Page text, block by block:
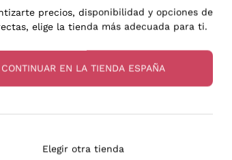
Zenato
Ca' dei Frati
Pinot Gris
Sauvignon
precios, disponibilidad y opciones de
elige la tienda más adecuada para ti.
CONTINUAR EN LA TIENDA ESPAÑA
Elegir otra tienda